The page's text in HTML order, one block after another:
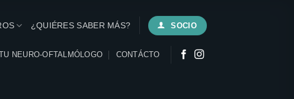
¿QUIÉRES SABER MÁS? SOCIO
NEURO-OFTALMÓLOGO CONTÁCTO